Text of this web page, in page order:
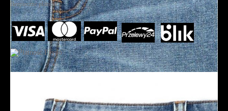
Bezpieczne płatności